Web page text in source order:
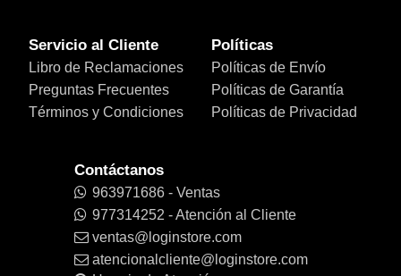
Servicio al Cliente
Libro de Reclamaciones
Preguntas Frecuentes
Términos y Condiciones
Políticas
Políticas de Envío
Políticas de Garantía
Políticas de Privacidad
Contáctanos
963971686 - Ventas
977314252 - Atención al Cliente
ventas@loginstore.com
atencionalcliente@loginstore.com